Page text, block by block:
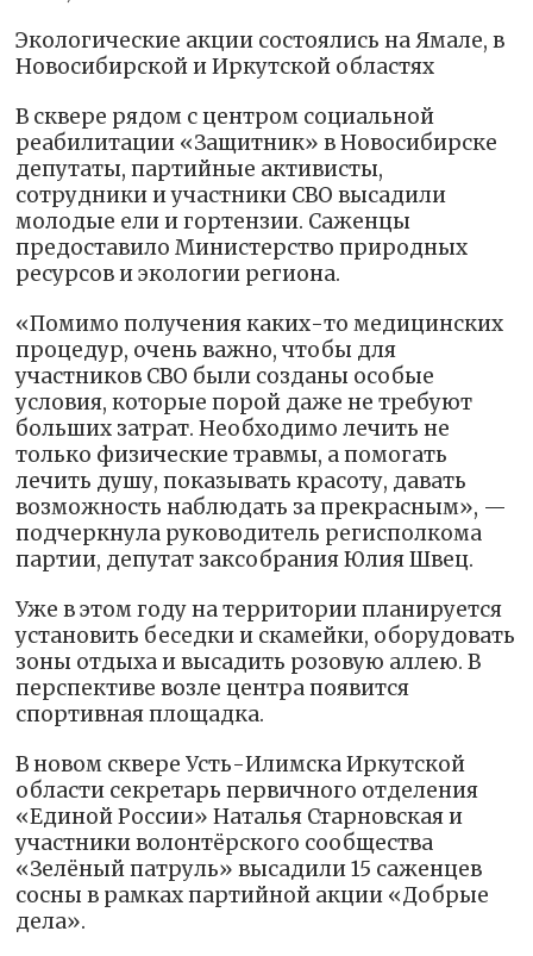
Экологические акции состоялись на Ямале, в
Новосибирской и Иркутской областях
В сквере рядом с центром социальной
реабилитации «Защитник» в Новосибирске
депутаты, партийные активисты,
сотрудники и участники СВО высадили
молодые ели и гортензии. Саженцы
предоставило Министерство природных
ресурсов и экологии региона.
«Помимо получения каких-то медицинских
процедур, очень важно, чтобы для
участников СВО были созданы особые
условия, которые порой даже не требуют
больших затрат. Необходимо лечить не
только физические травмы, а помогать
лечить душу, показывать красоту, давать
возможность наблюдать за прекрасным», —
подчеркнула руководитель регисполкома
партии, депутат заксобрания Юлия Швец.
Уже в этом году на территории планируется
установить беседки и скамейки, оборудовать
зоны отдыха и высадить розовую аллею. В
перспективе возле центра появится
спортивная площадка.
В новом сквере Усть-Илимска Иркутской
области секретарь первичного отделения
«Единой России» Наталья Старновская и
участники волонтёрского сообщества
«Зелёный патруль» высадили 15 саженцев
сосны в рамках партийной акции «Добрые
дела».